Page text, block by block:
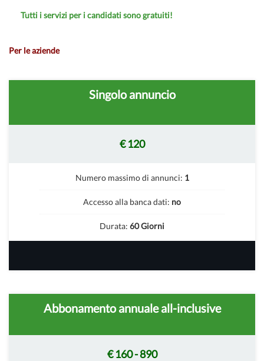
Tutti i servizi per i candidati sono gratuiti!
Per le aziende
Singolo annuncio
€ 120
Numero massimo di annunci: 1
Accesso alla banca dati: no
Durata: 60 Giorni
Abbonamento annuale all-inclusive
€ 160 - 890